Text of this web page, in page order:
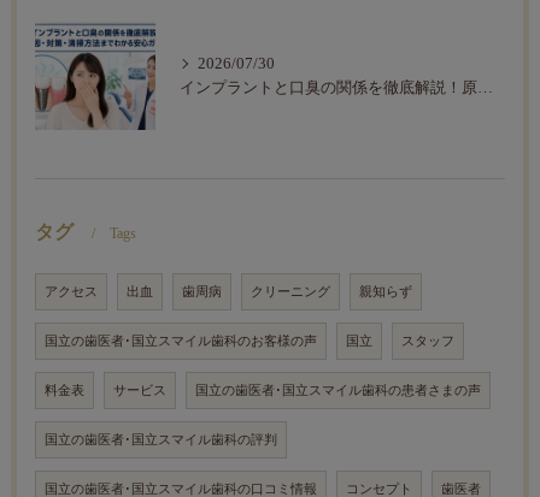
2026/07/30
インプラントと口臭の関係を徹底解説！原因・対策・清掃方法までわかる安心ガイド
タグ Tags
アクセス 出血 歯周病 クリーニング 親知らず
国立の歯医者･国立スマイル歯科のお客様の声 国立 スタッフ
料金表 サービス 国立の歯医者･国立スマイル歯科の患者さまの声
国立の歯医者･国立スマイル歯科の評判
国立の歯医者･国立スマイル歯科の口コミ情報 コンセプト 歯医者